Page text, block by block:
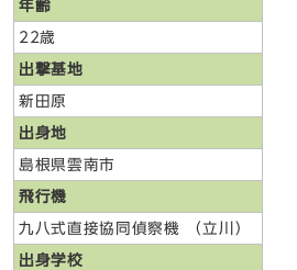
年齢
22歳
出撃基地
新田原
出身地
島根県雲南市
飛行機
九八式直接協同偵察機 （立川）
出身学校